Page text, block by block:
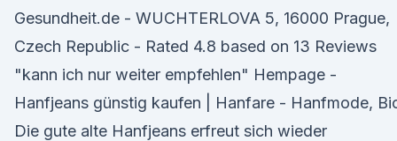
Gesundheit.de - WUCHTERLOVA 5, 16000 Prague,
Czech Republic - Rated 4.8 based on 13 Reviews
"kann ich nur weiter empfehlen" Hempage -
Hanfjeans günstig kaufen | Hanfare - Hanfmode,
Die gute alte Hanfjeans erfreut sich wieder